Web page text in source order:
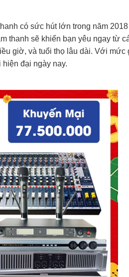
có sức hút lớn trong năm
thanh sẽ khiến bạn yêu ngay từ
giờ, và tuổi thọ lâu dài. Với mức
đại ngày nay.